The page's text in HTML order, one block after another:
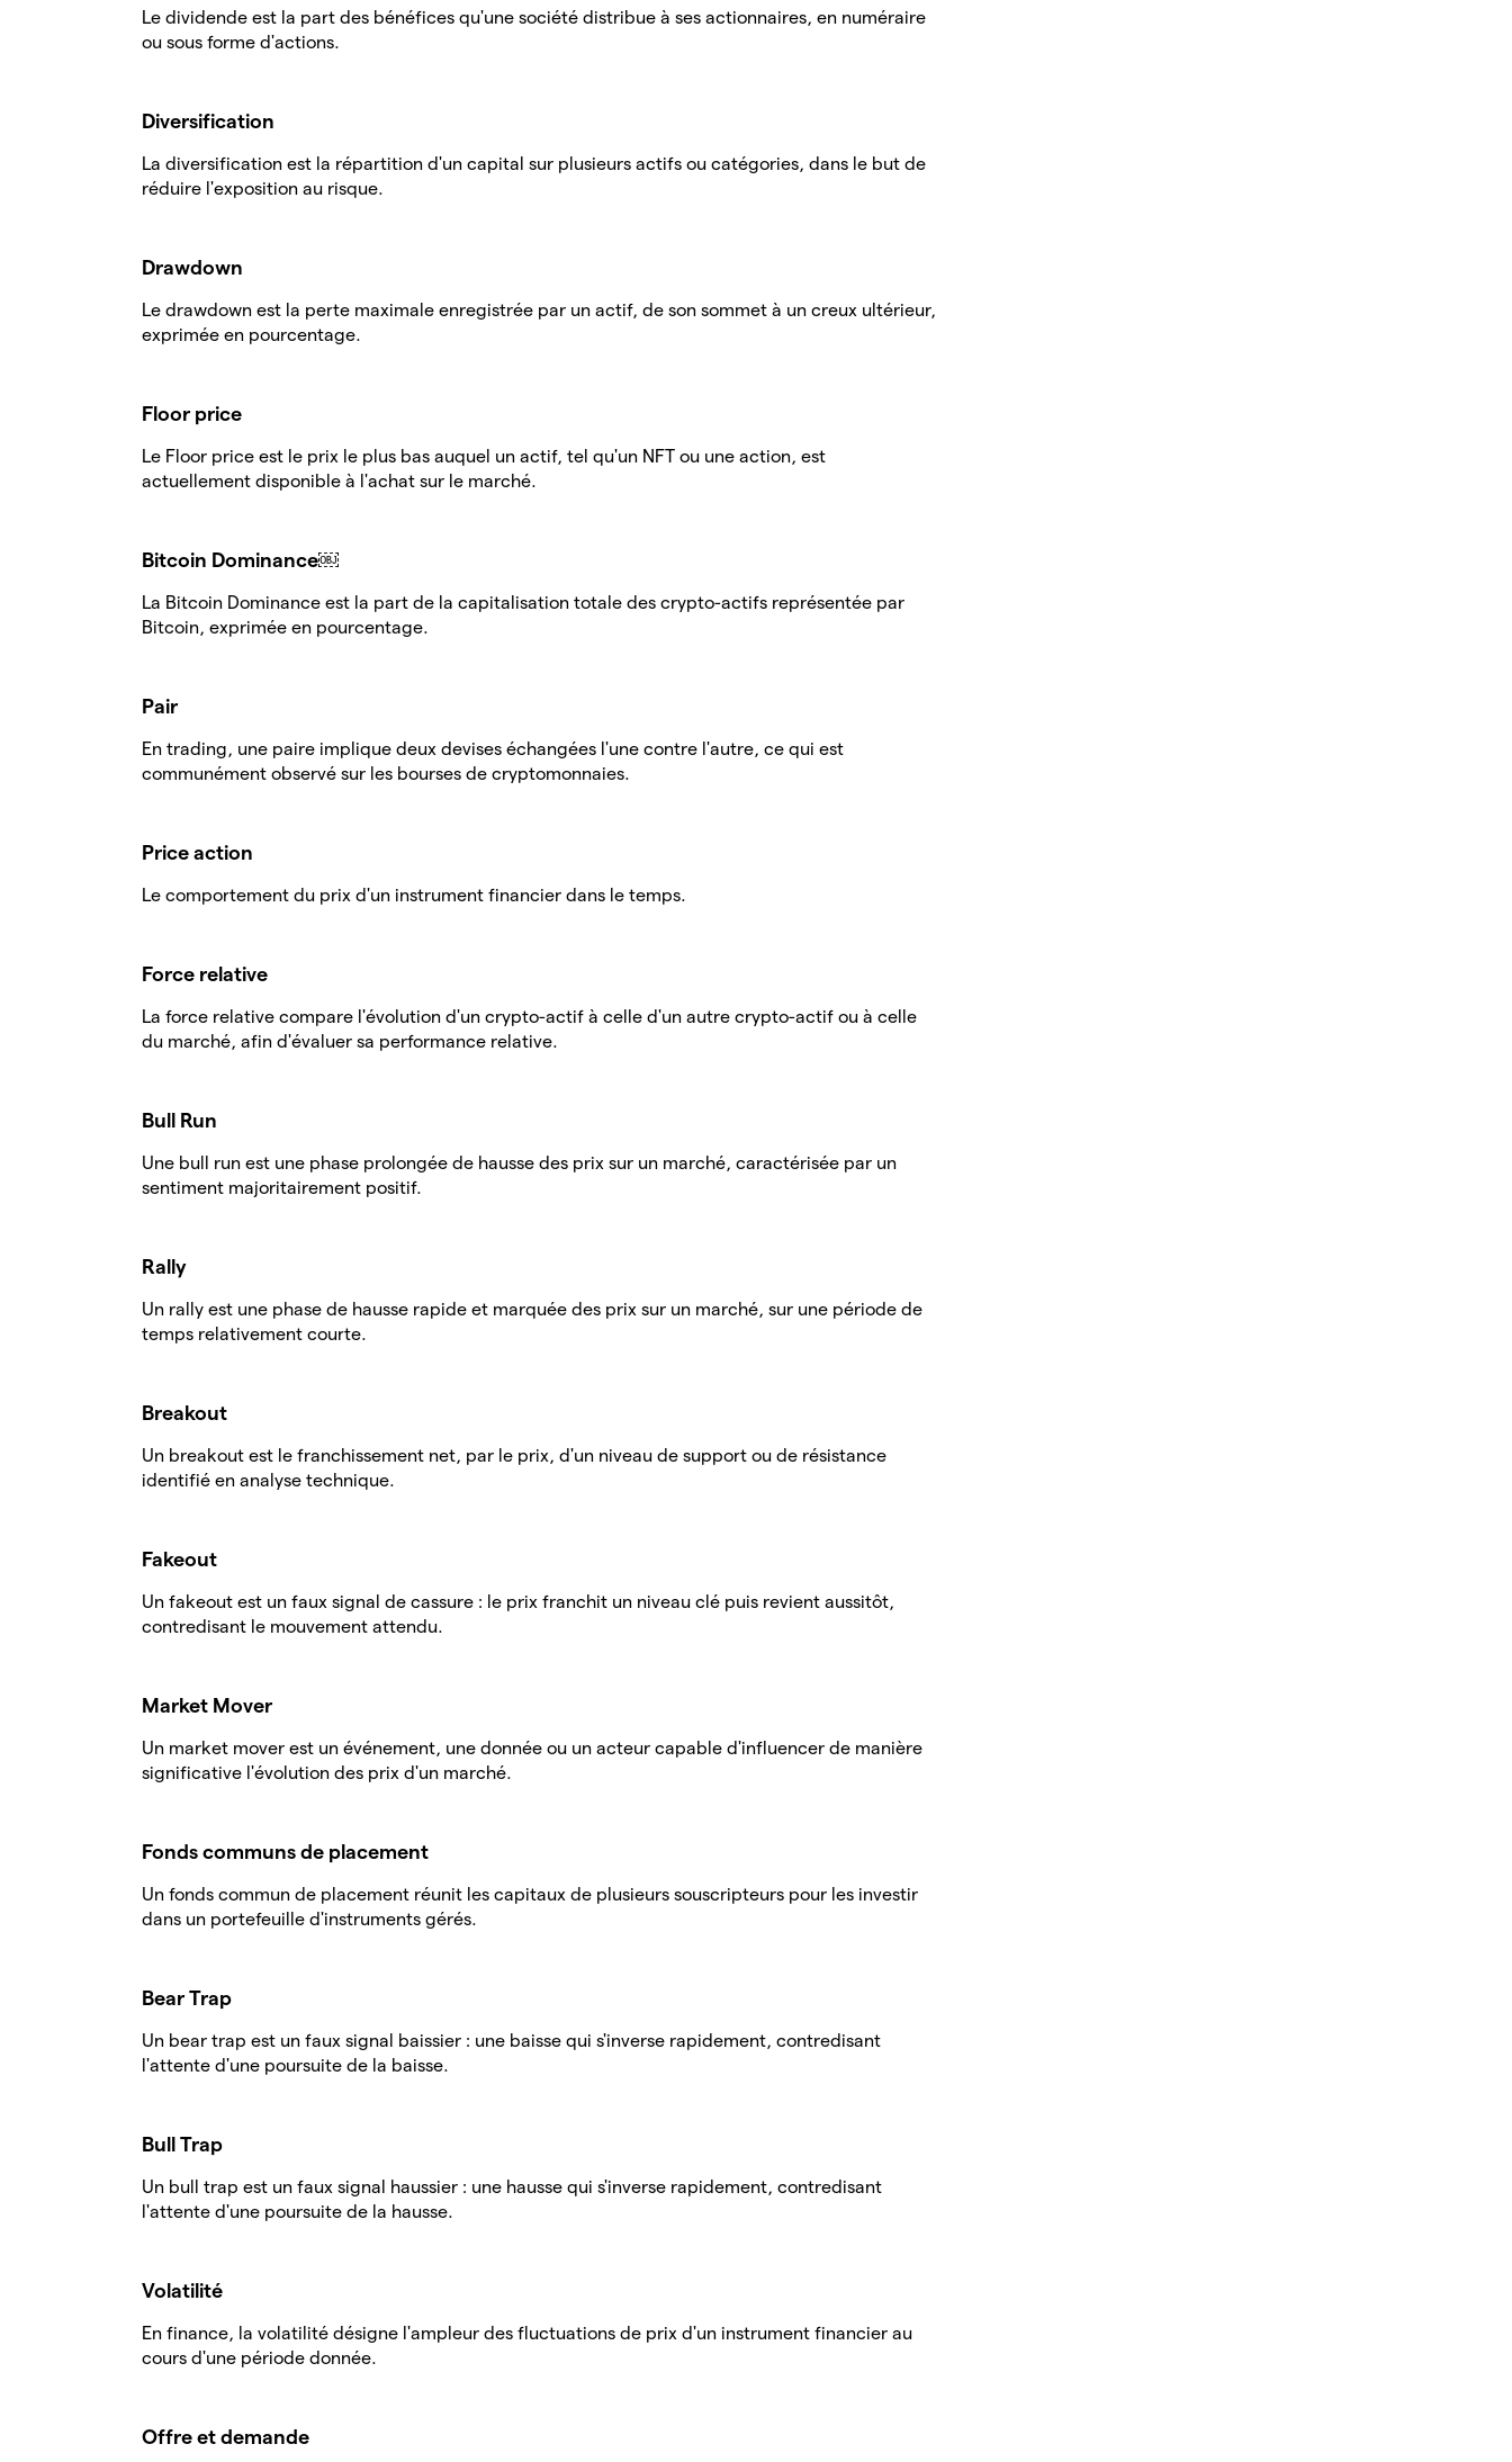
Le dividende est la part des bénéfices qu'une société distribue à ses actionnaires, en numéraire
ou sous forme d'actions.
Diversification
La diversification est la répartition d'un capital sur plusieurs actifs ou catégories, dans le but de
réduire l'exposition au risque.
Drawdown
Le drawdown est la perte maximale enregistrée par un actif, de son sommet à un creux ultérieur,
exprimée en pourcentage.
Floor price
Le Floor price est le prix le plus bas auquel un actif, tel qu'un NFT ou une action, est
actuellement disponible à l'achat sur le marché.
Bitcoin Dominance￼
La Bitcoin Dominance est la part de la capitalisation totale des crypto-actifs représentée par
Bitcoin, exprimée en pourcentage.
Pair
En trading, une paire implique deux devises échangées l'une contre l'autre, ce qui est
communément observé sur les bourses de cryptomonnaies.
Price action
Le comportement du prix d'un instrument financier dans le temps.
Force relative
La force relative compare l'évolution d'un crypto-actif à celle d'un autre crypto-actif ou à celle
du marché, afin d'évaluer sa performance relative.
Bull Run
Une bull run est une phase prolongée de hausse des prix sur un marché, caractérisée par un
sentiment majoritairement positif.
Rally
Un rally est une phase de hausse rapide et marquée des prix sur un marché, sur une période de
temps relativement courte.
Breakout
Un breakout est le franchissement net, par le prix, d'un niveau de support ou de résistance
identifié en analyse technique.
Fakeout
Un fakeout est un faux signal de cassure : le prix franchit un niveau clé puis revient aussitôt,
contredisant le mouvement attendu.
Market Mover
Un market mover est un événement, une donnée ou un acteur capable d'influencer de manière
significative l'évolution des prix d'un marché.
Fonds communs de placement
Un fonds commun de placement réunit les capitaux de plusieurs souscripteurs pour les investir
dans un portefeuille d'instruments gérés.
Bear Trap
Un bear trap est un faux signal baissier : une baisse qui s'inverse rapidement, contredisant
l'attente d'une poursuite de la baisse.
Bull Trap
Un bull trap est un faux signal haussier : une hausse qui s'inverse rapidement, contredisant
l'attente d'une poursuite de la hausse.
Volatilité
En finance, la volatilité désigne l'ampleur des fluctuations de prix d'un instrument financier au
cours d'une période donnée.
Offre et demande